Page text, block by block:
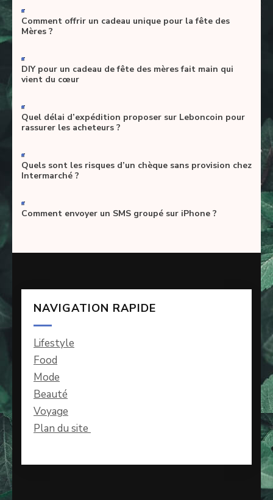
-
Comment offrir un cadeau unique pour la fête des
Mères ?
-
DIY pour un cadeau de fête des mères fait main qui
vient du cœur
-
Quel délai d’expédition proposer sur Leboncoin pour
rassurer les acheteurs ?
-
Quels sont les risques d’un chèque sans provision chez
Intermarché ?
-
Comment envoyer un SMS groupé sur iPhone ?
NAVIGATION RAPIDE
Lifestyle
Food
Mode
Beauté
Voyage
Plan du site